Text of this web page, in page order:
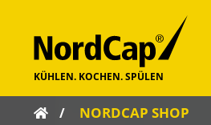
NORDCAP SHOP